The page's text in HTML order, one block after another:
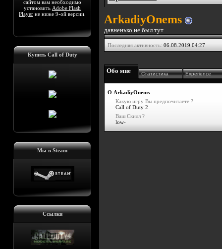
сайтом вам необходимо
установить Adobe Flash
Player не ниже 9-ой версии.
Купить Call of Duty
Мы в Steam
Ссылки
ArkadiyOnems
давненько не был тут
Последняя активность: 06.08.2019 04:27
Обо мне Статистика Experience
О ArkadiyOnems
Какую игру Вы предпочитаете ?
Call of Duty 2
Ваш Скилл ?
low-